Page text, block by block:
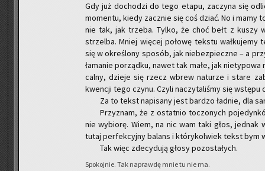
Gdy już do­cho­dzi do tego etapu, za­czy­na się
mo­men­tu, kiedy za­cznie się coś dziać. No i mamy
nie tak, jak trze­ba. Tylko, że choć bełt z kuszy
strzel­ba. Mniej wię­cej po­ło­wę tek­stu
się w okre­ślo­ny spo­sób, jak nie­bez­piecz­ne – a
ła­ma­nie po­rząd­ku, nawet tak małe, jak
cal­ny, dzie­je się rzecz wbrew na­tu­rze i stare
kwen­cji tego czynu. Czyli na­czy­ta­li­śmy się
Za to tekst na­pi­sa­ny jest bar­dzo ład­nie, dla
Przy­znam, że z ostat­nio to­czo­nych
nie wy­bio­rę. Wiem, na nic wam taki głos,
tutaj per­fek­cyj­ny ba­lans i któ­ry­kol­wiek tekst bym
Tak więc zde­cy­du­ją głosy po­zo­sta­łych.
Spo­koj­nie. Tak na­praw­dę mnie tu nie ma.